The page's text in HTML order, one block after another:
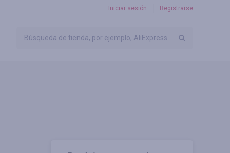
Iniciar sesión Registrarse